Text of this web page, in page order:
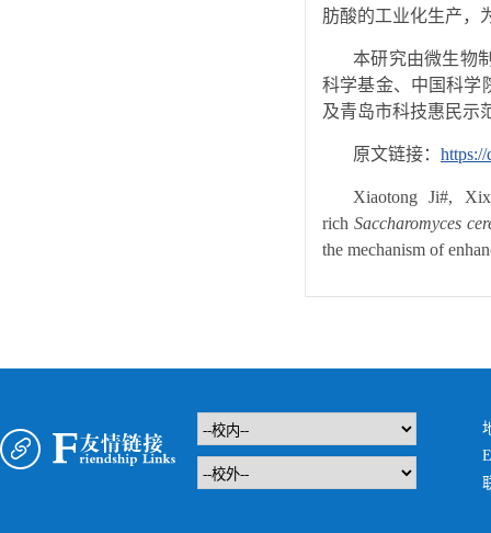
肪酸的工业化生产，
本研究由微生物
科学基金、中国科学
及青岛市科技惠民示
原文链接：
Xiaotong Ji#,
rich Saccharomyces
the mechanism of